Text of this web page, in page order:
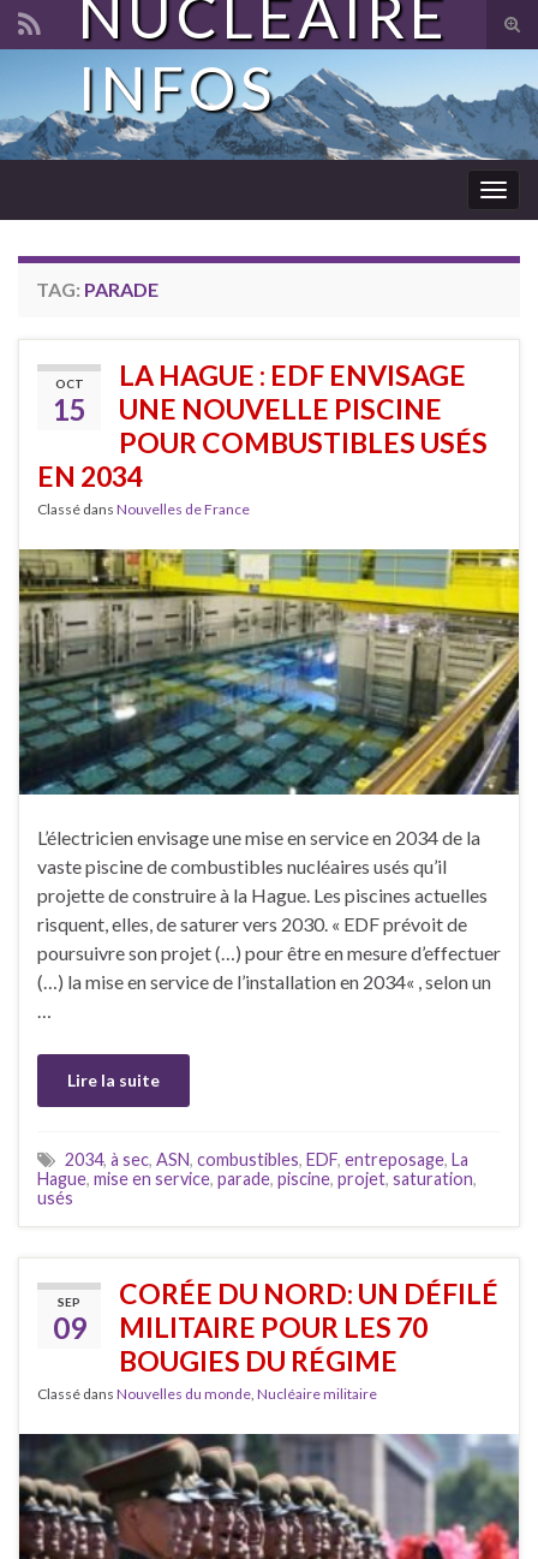
Search for:
NUCLÉAIRE
INFOS
TAG: PARADE
OCT
15
LA HAGUE : EDF ENVISAGE
UNE NOUVELLE PISCINE
POUR COMBUSTIBLES USÉS
EN 2034
Classé dans Nouvelles de France
L’électricien envisage une mise en service en 2034 de la
vaste piscine de combustibles nucléaires usés qu’il
projette de construire à la Hague. Les piscines actuelles
risquent, elles, de saturer vers 2030. « EDF prévoit de
poursuivre son projet (…) pour être en mesure d’effectuer
(…) la mise en service de l’installation en 2034« , selon un
…
Lire la suite
2034, à sec, ASN, combustibles, EDF, entreposage, La
Hague, mise en service, parade, piscine, projet, saturation,
usés
SEP
09
CORÉE DU NORD: UN DÉFILÉ
MILITAIRE POUR LES 70
BOUGIES DU RÉGIME
Classé dans Nouvelles du monde, Nucléaire militaire